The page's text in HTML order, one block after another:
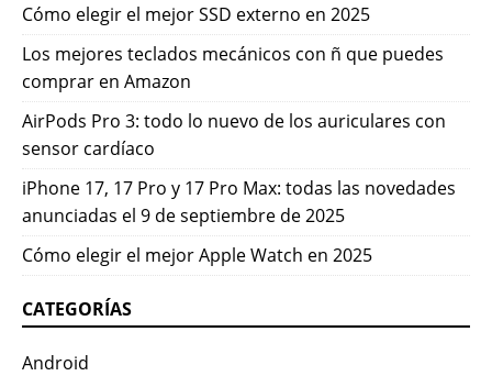
Cómo elegir el mejor SSD externo en 2025
Los mejores teclados mecánicos con ñ que puedes
comprar en Amazon
AirPods Pro 3: todo lo nuevo de los auriculares con
sensor cardíaco
iPhone 17, 17 Pro y 17 Pro Max: todas las novedades
anunciadas el 9 de septiembre de 2025
Cómo elegir el mejor Apple Watch en 2025
CATEGORÍAS
Android